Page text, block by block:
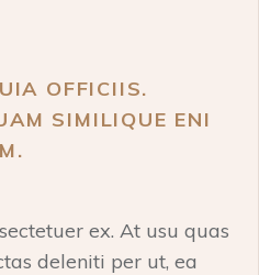
OFFICIIS.
SIMILIQUE ENI
ex. At usu quas
deleniti per ut, ea